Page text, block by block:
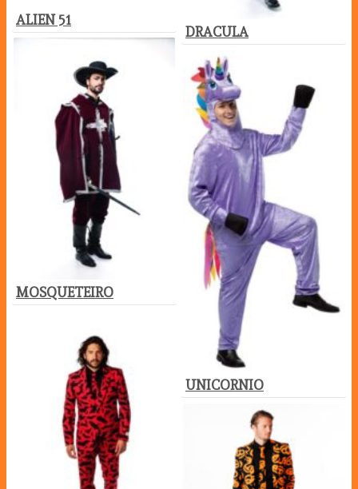
ALIEN 51
DRACULA
MOSQUETEIRO
UNICORNIO